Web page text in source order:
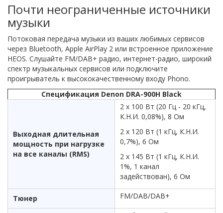
Почти неограниченные источники
музыки
Потоковая передача музыки из ваших любимых сервисов
через Bluetooth, Apple AirPlay 2 или встроенное приложение
HEOS. Слушайте FM/DAB+ радио, интернет-радио, широкий
спектр музыкальных сервисов или подключите
проигрыватель к высококачественному входу Phono.
Спецификация Denon DRA-900H Black
Выходная длительная
мощность при нагрузке
на все каналы (RMS)
2 x 100 Вт (20 Гц - 20 кГц,
К.Н.И. 0,08%), 8 Ом
2 x 120 Вт (1 кГц, К.Н.И.
0,7%), 6 Ом
2 x 145 Вт (1 кГц, К.Н.И.
1%, 1 канал
задействован), 6 Ом
Тюнер FM/DAB/DAB+